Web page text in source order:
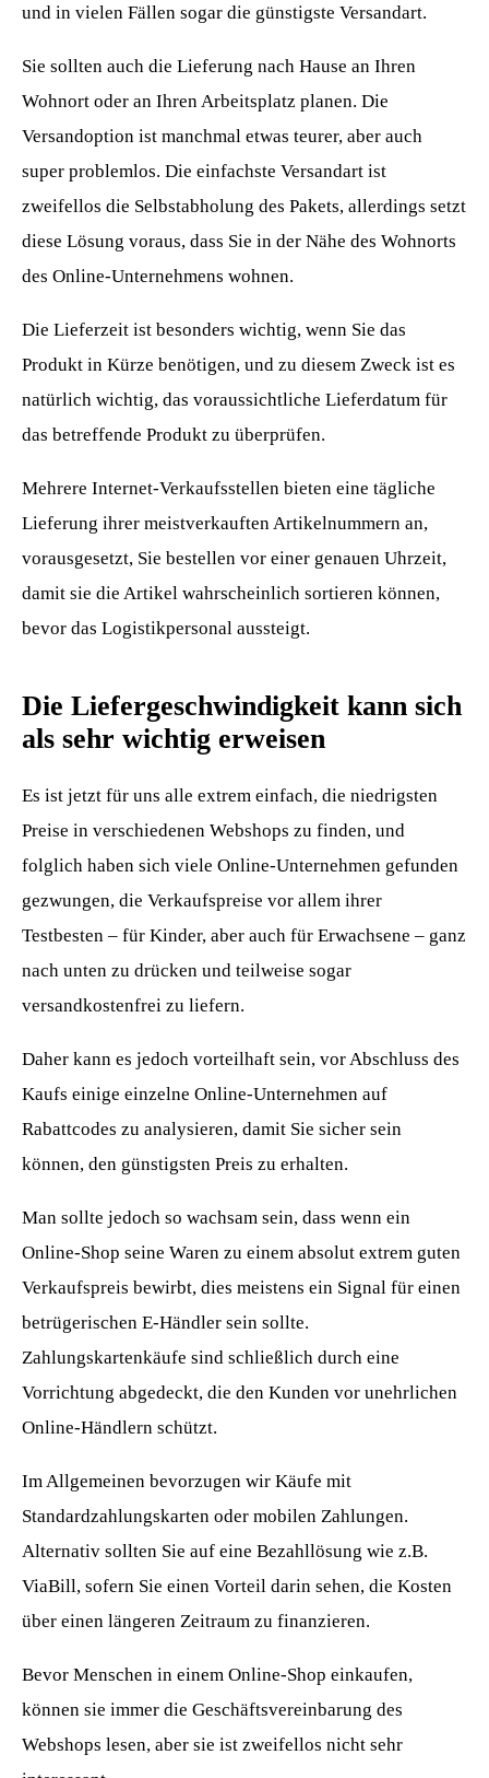
und in vielen Fällen sogar die günstigste Versandart.
Sie sollten auch die Lieferung nach Hause an Ihren
Wohnort oder an Ihren Arbeitsplatz planen. Die
Versandoption ist manchmal etwas teurer, aber auch
super problemlos. Die einfachste Versandart ist
zweifellos die Selbstabholung des Pakets, allerdings setzt
diese Lösung voraus, dass Sie in der Nähe des Wohnorts
des Online-Unternehmens wohnen.
Die Lieferzeit ist besonders wichtig, wenn Sie das
Produkt in Kürze benötigen, und zu diesem Zweck ist es
natürlich wichtig, das voraussichtliche Lieferdatum für
das betreffende Produkt zu überprüfen.
Mehrere Internet-Verkaufsstellen bieten eine tägliche
Lieferung ihrer meistverkauften Artikelnummern an,
vorausgesetzt, Sie bestellen vor einer genauen Uhrzeit,
damit sie die Artikel wahrscheinlich sortieren können,
bevor das Logistikpersonal aussteigt.
Die Liefergeschwindigkeit kann sich
als sehr wichtig erweisen
Es ist jetzt für uns alle extrem einfach, die niedrigsten
Preise in verschiedenen Webshops zu finden, und
folglich haben sich viele Online-Unternehmen gefunden
gezwungen, die Verkaufspreise vor allem ihrer
Testbesten – für Kinder, aber auch für Erwachsene – ganz
nach unten zu drücken und teilweise sogar
versandkostenfrei zu liefern.
Daher kann es jedoch vorteilhaft sein, vor Abschluss des
Kaufs einige einzelne Online-Unternehmen auf
Rabattcodes zu analysieren, damit Sie sicher sein
können, den günstigsten Preis zu erhalten.
Man sollte jedoch so wachsam sein, dass wenn ein
Online-Shop seine Waren zu einem absolut extrem guten
Verkaufspreis bewirbt, dies meistens ein Signal für einen
betrügerischen E-Händler sein sollte.
Zahlungskartenkäufe sind schließlich durch eine
Vorrichtung abgedeckt, die den Kunden vor unehrlichen
Online-Händlern schützt.
Im Allgemeinen bevorzugen wir Käufe mit
Standardzahlungskarten oder mobilen Zahlungen.
Alternativ sollten Sie auf eine Bezahllösung wie z.B.
ViaBill, sofern Sie einen Vorteil darin sehen, die Kosten
über einen längeren Zeitraum zu finanzieren.
Bevor Menschen in einem Online-Shop einkaufen,
können sie immer die Geschäftsvereinbarung des
Webshops lesen, aber sie ist zweifellos nicht sehr